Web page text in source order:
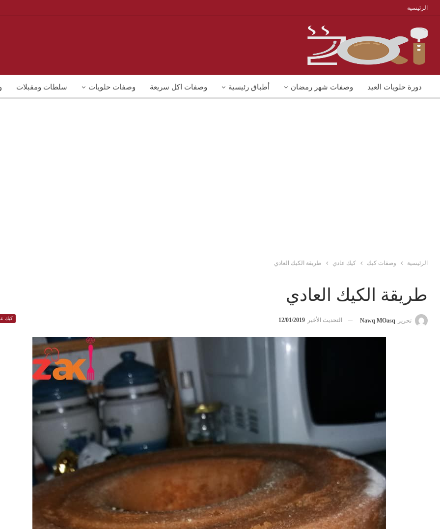
الرئيسية
دورة حلويات العيد وصفات شهر رمضان أطباق رئيسية وصفات اكل سريعة وصفات حلويات سلطات ومقبلات
الرئيسية وصفات كيك كيك عادي طريقة الكيك العادي
طريقة الكيك العادي
كيك تحرير Nawq MOasq التحديث الأخير 12/01/2019